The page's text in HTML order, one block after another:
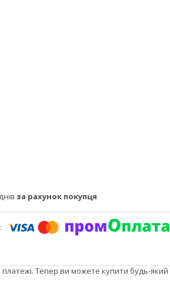
за рахунок покупця
платежі. Тепер ви можете купити будь-